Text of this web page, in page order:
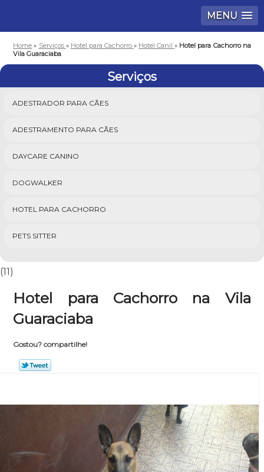
MENU
Home » Serviços » Hotel para Cachorro» Hotel Canil» Hotel para Cachorro na
Vila Guaraciaba
Serviços
ADESTRADOR PARA CÃES
ADESTRAMENTO PARA CÃES
DAYCARE CANINO
DOGWALKER
HOTEL PARA CACHORRO
PETS SITTER
(11)
Hotel para Cachorro na Vila
Guaraciaba
Gostou? compartilhe!